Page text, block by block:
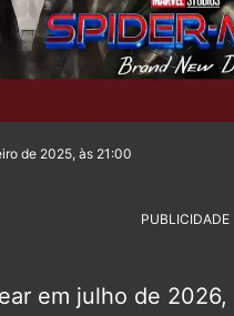
de 2025, às 21:00
PUBLICIDADE
em julho de 2026,